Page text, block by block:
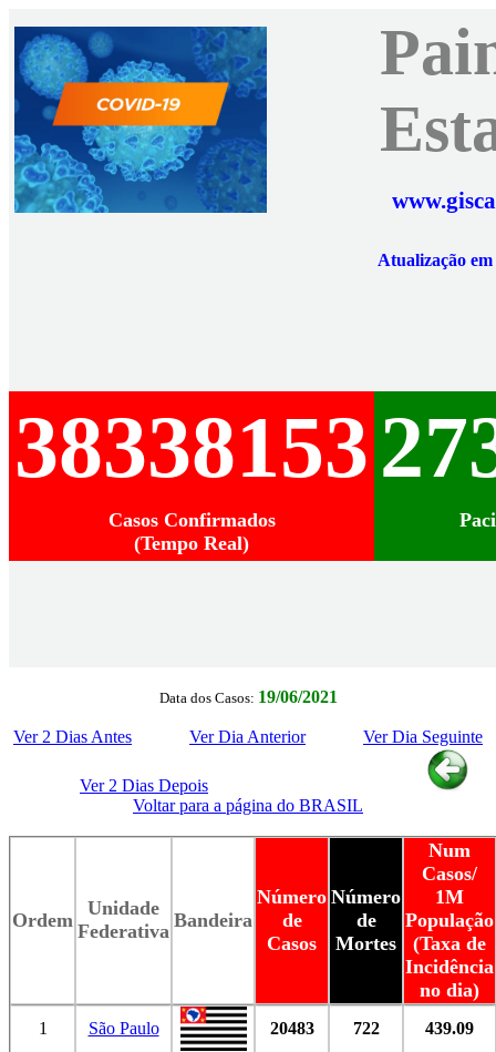
Atualização
38338153
Casos Confirmados
(Tempo Real)
Data dos Casos: 19/06/2021
Ver 2 Dias Antes Ver Dia Anterior Ver Dia Seguinte
Ver 2 Dias Depois
Voltar para a página do BRASIL
Ordem
Unidade
Federativa Bandeira
Número
de
Casos
Número
de
Mortes
Num
Casos/
1M
População
(Taxa de
Incidência
no dia)
1 São Paulo 20483 722 439.09